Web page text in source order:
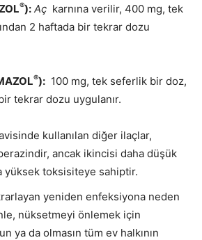
®): Aç karnına verilir, 400 mg, tek
2 haftada bir tekrar dozu
®): 100 mg, tek seferlik bir doz,
tekrar dozu uygulanır.
kullanılan diğer ilaçlar,
ancak ikincisi daha düşük
yüksek toksisiteye sahiptir.
yeniden enfeksiyona neden
nüksetmeyi önlemek için
ya da olmasın tüm ev halkının